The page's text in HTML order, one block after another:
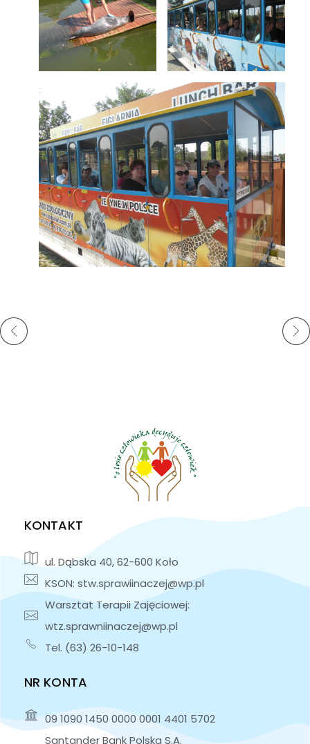
KONTAKT
ul. Dąbska 40, 62-600 Koło
KSON: stw.sprawiinaczej@wp.pl
Warsztat Terapii Zajęciowej:
wtz.sprawniinaczej@wp.pl
Tel. (63) 26-10-148
NR KONTA
09 1090 1450 0000 0001 4401 5702
Santander Bank Polska S.A.